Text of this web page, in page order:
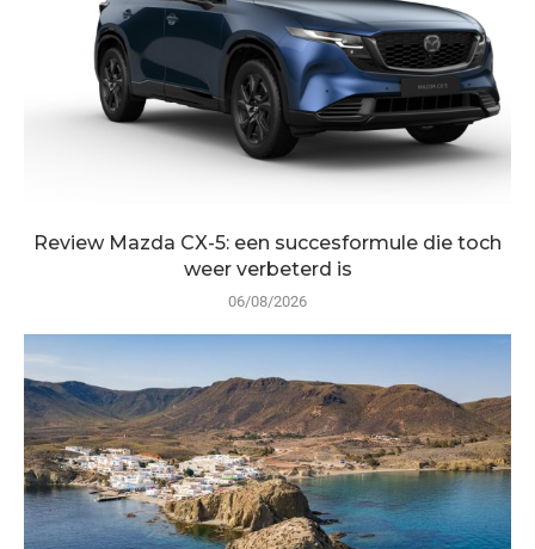
Review Mazda CX-5: een succesformule die toch
weer verbeterd is
06/08/2026